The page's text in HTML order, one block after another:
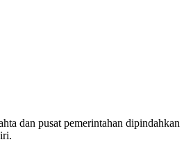
dan pusat pemerintahan dipindahkan